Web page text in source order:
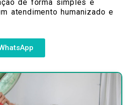
de forma simples e
atendimento humanizado e